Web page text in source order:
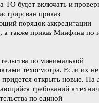
ТО будет включать и
приказ
порядок аккредитации
а также приказ Минфина по
по минимальной
техосмотра. Если их не
придется открыть новые. На
требований к
по единой